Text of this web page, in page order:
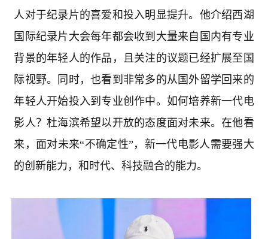
人对于纪录片的喜爱和投入明显提升。他介绍西湖
国际纪录片大会每年都会收到大量来自国内有专业
背景的年轻人的作品，且关注的议题已经扩展至国
际视野。同时，也看到非常多的从国外留学回来的
年轻人开始投入到专业创作中。如何培养新一代电
影人？杜海滨希望以开放的态度面对未来。在他看
来，面对未来“不确定性”，新一代电影人需要强大
的创新能力，和时代、科技融合的能力。